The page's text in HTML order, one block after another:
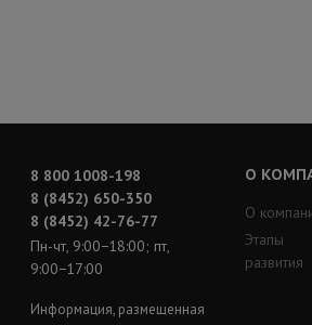
8 800 1008-198
8 (8452) 650-350
8 (8452) 42-76-77
Пн-чт, 9:00−18:00; пт,
9:00−17:00
Информация, размещенная
О
О
Этапы
развития